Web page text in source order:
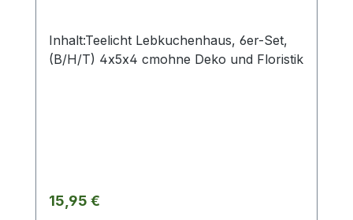
Inhalt:Teelicht Lebkuchenhaus, 6er-Set,
(B/H/T) 4x5x4 cmohne Deko und Floristik
Regulärer Preis:
15,95 €